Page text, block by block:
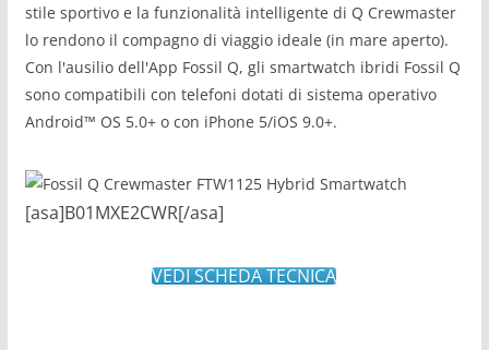
stile sportivo e la funzionalità intelligente di Q Crewmaster
lo rendono il compagno di viaggio ideale (in mare aperto).
Con l'ausilio dell'App Fossil Q, gli smartwatch ibridi Fossil Q
sono compatibili con telefoni dotati di sistema operativo
Android™ OS 5.0+ o con iPhone 5/iOS 9.0+.
[asa]B01MXE2CWR[/asa]
VEDI SCHEDA TECNICA